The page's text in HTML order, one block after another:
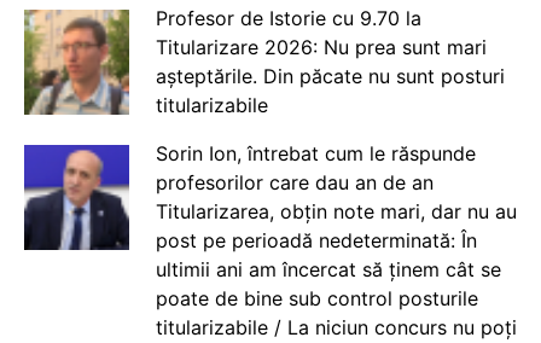
Profesor de Istorie cu 9.70 la
Titularizare 2026: Nu prea sunt mari
așteptările. Din păcate nu sunt posturi
titularizabile
Sorin Ion, întrebat cum le răspunde
profesorilor care dau an de an
Titularizarea, obțin note mari, dar nu au
post pe perioadă nedeterminată: În
ultimii ani am încercat să ținem cât se
poate de bine sub control posturile
titularizabile / La niciun concurs nu poți